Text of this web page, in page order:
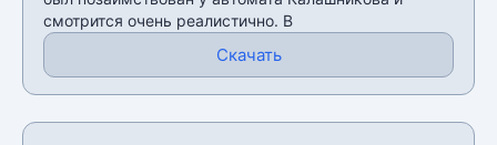
смотрится очень реалистично. В
Скачать